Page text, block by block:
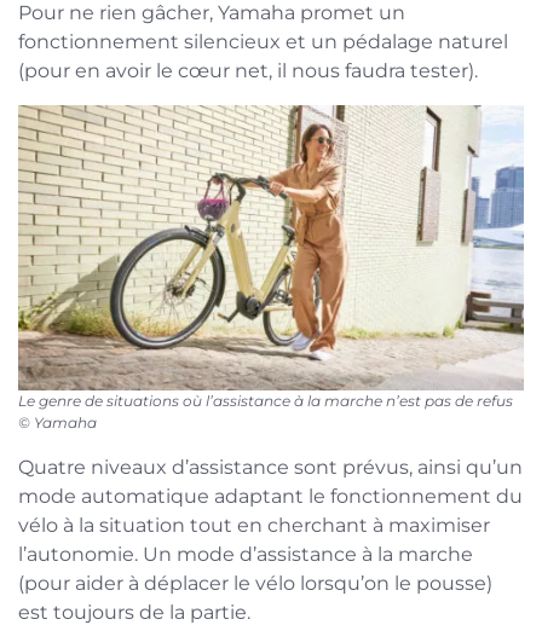
Pour ne rien gâcher, Yamaha promet un
fonctionnement silencieux et un pédalage naturel
(pour en avoir le cœur net, il nous faudra tester).
Le genre de situations où l’assistance à la marche n’est pas de refus
© Yamaha
Quatre niveaux d’assistance sont prévus, ainsi qu’un
mode automatique adaptant le fonctionnement du
vélo à la situation tout en cherchant à maximiser
l’autonomie. Un mode d’assistance à la marche
(pour aider à déplacer le vélo lorsqu’on le pousse)
est toujours de la partie.